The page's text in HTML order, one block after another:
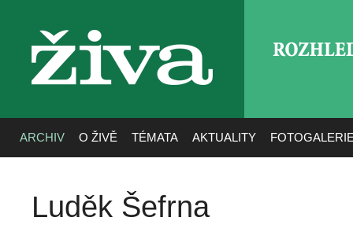
živa
ARCHIV O ŽIVĚ TÉMATA AKTUALITY
Luděk Šefrna